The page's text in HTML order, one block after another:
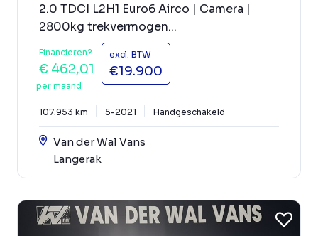
2.0 TDCI L2H1 Euro6 Airco | Camera |
2800kg trekvermogen...
Financieren?
€ 462,01
per maand
excl. BTW
€19.900
107.953 km 5-2021 Handgeschakeld
Van der Wal Vans
Langerak